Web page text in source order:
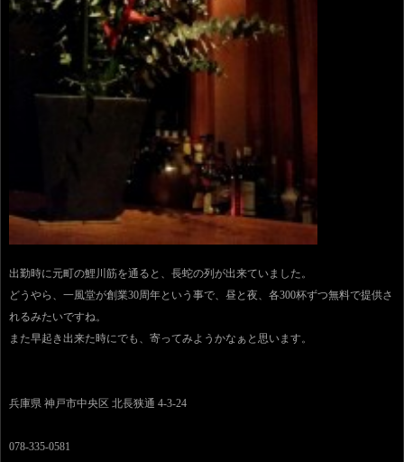
出勤時に元町の鯉川筋を通ると、長蛇の列が出来ていました。
どうやら、一風堂が創業30周年という事で、昼と夜、各300杯ずつ無料で提供さ
れるみたいですね。
また早起き出来た時にでも、寄ってみようかなぁと思います。
兵庫県 神戸市中央区 北長狭通 4-3-24
078-335-0581